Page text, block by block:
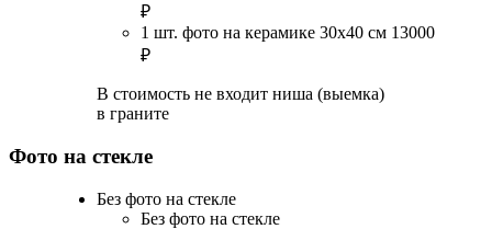
₽
1 шт. фото на керамике 30х40 см 13000
₽
В стоимость не входит ниша (выемка)
в граните
Фото на стекле
Без фото на стекле
Без фото на стекле